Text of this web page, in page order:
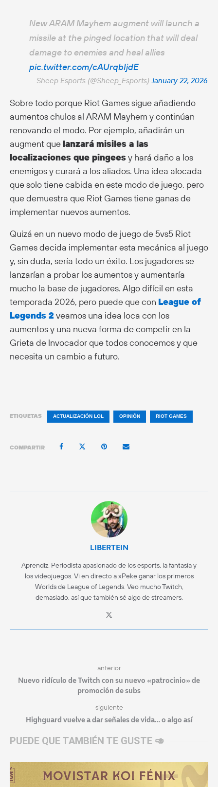
New ARAM Mayhem augment will launch a
missile at the pinged location that will deal
damage to enemies and heal allies
pic.twitter.com/cAUrqbIjdE
— Sheep Esports (@Sheep_Esports)January 22, 2026
Sobre todo porque Riot Games sigue añadiendo
aumentos chulos al ARAM Mayhem y continúan
renovando el modo. Por ejemplo, añadirán un
augment que lanzará misiles a las
localizaciones que pingees y hará daño a los
enemigos y curará a los aliados. Una idea alocada
que solo tiene cabida en este modo de juego, pero
que demuestra que Riot Games tiene ganas de
implementar nuevos aumentos.
Quizá en un nuevo modo de juego de 5vs5 Riot
Games decida implementar esta mecánica al juego
y, sin duda, sería todo un éxito. Los jugadores se
lanzarían a probar los aumentos y aumentaría
mucho la base de jugadores. Algo difícil en esta
temporada 2026, pero puede que con League of
Legends 2 veamos una idea loca con los
aumentos y una nueva forma de competir en la
Grieta de lnvocador que todos conocemos y que
necesita un cambio a futuro.
ETIQUETAS ACTUALIZACIÓN LOL OPINIÓN RIOT GAMES
COMPARTIR
LIBERTEIN
Aprendiz. Periodista apasionado de los esports, la fantasía y
los videojuegos. Vi en directo a xPeke ganar los primeros
Worlds de League of Legends. Veo mucho Twitch,
demasiado, así que también sé algo de streamers.
anterior
Nuevo ridículo de Twitch con su nuevo «patrocinio» de
promoción de subs
siguiente
Highguard vuelve a dar señales de vida… o algo así
PUEDE QUE TAMBIÉN TE GUSTE 🥑